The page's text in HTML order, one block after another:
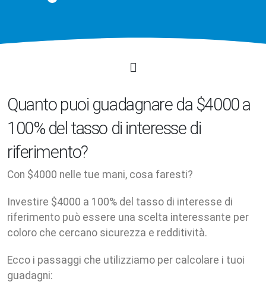
Quanto puoi guadagnare da $4000 a
100% del tasso di interesse di
riferimento?
Con $4000 nelle tue mani, cosa faresti?
Investire $4000 a 100% del tasso di interesse di
riferimento può essere una scelta interessante per
coloro che cercano sicurezza e redditività.
Ecco i passaggi che utilizziamo per calcolare i tuoi
guadagni: